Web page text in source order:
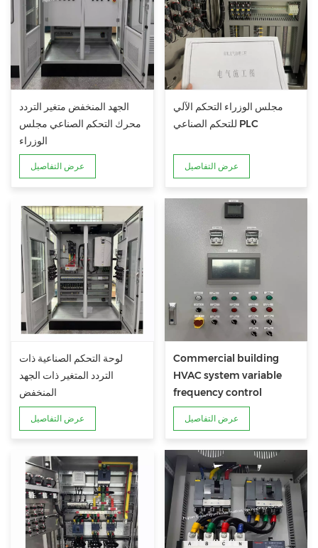
الجهد المنخفض متغير التردد
محرك التحكم الصناعي مجلس
الوزراء
عرض التفاصيل
مجلس الوزراء التحكم الآلي
للتحكم الصناعي PLC
عرض التفاصيل
لوحة التحكم الصناعية ذات
التردد المتغير ذات الجهد
المنخفض
عرض التفاصيل
Commercial building
HVAC system variable
frequency control
cabinet
عرض التفاصيل